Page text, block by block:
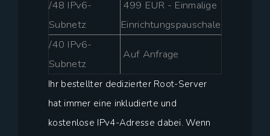
/48 IPv6-
Subnetz
499 EUR - Einmalige
Einrichtungspauschale
/40 IPv6-
Subnetz
Auf Anfrage
Ihr bestellter dedizierter Root-Server
hat immer eine inkludierte und
kostenlose IPv4-Adresse dabei. Wenn